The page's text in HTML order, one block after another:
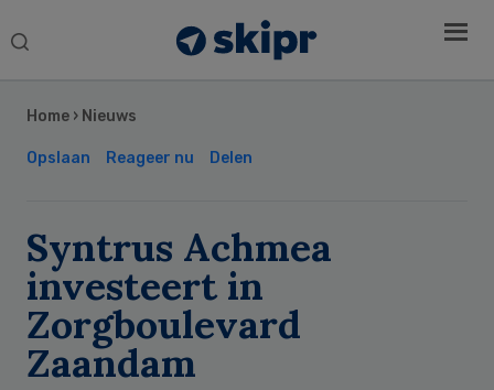
Search
Home › Nieuws
Opslaan Reageer nu Delen
Syntrus Achmea
investeert in
Zorgboulevard
Zaandam
Sidebar